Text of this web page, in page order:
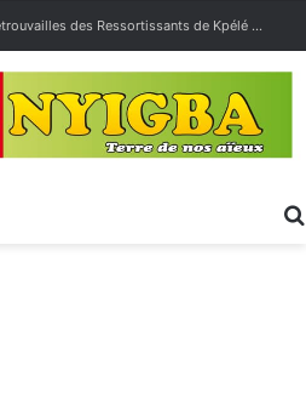
1ère Édition des Grandes Retrouvailles des Ressortissants de Kpélé Govié Apégamé / Sokpé